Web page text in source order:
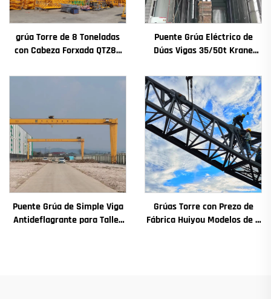
grúa Torre de 8 Toneladas
con Cabeza Forxada QTZ80
Competitivo
Puente Grúa Eléctrico de
Dúas Vigas 35/50t Krane
Maquinaria e Equipamento
Industrial en Venda
Puente Grúa de Simple Viga
Antideflagrante para Taller
Grúas Torre con Prezo de
Fábrica Huiyou Modelos de 4